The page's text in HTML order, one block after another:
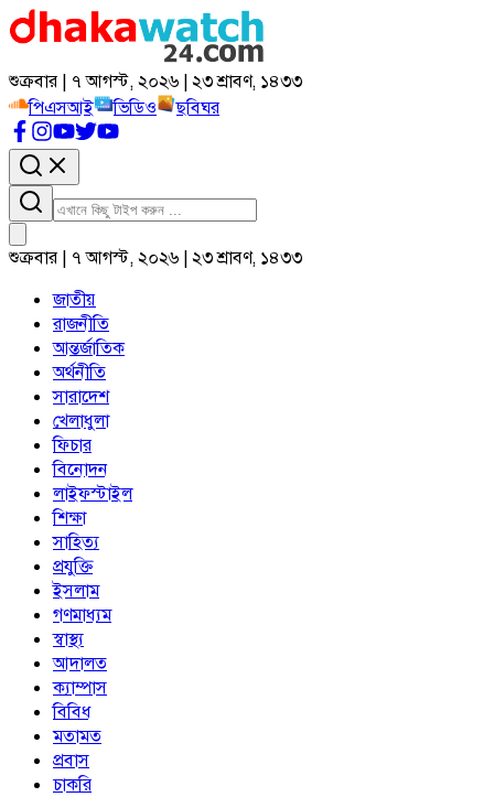
শুক্রবার | ৭ আগস্ট, ২০২৬ | ২৩ শ্রাবণ, ১৪৩৩
পিএসআই
ভিডিও ছবিঘর
শুক্রবার | ৭ আগস্ট, ২০২৬ | ২৩ শ্রাবণ, ১৪৩৩
জাতীয়
রাজনীতি
আন্তর্জাতিক
অর্থনীতি
সারাদেশ
খেলাধুলা
ফিচার
বিনোদন
লাইফস্টাইল
শিক্ষা
সাহিত্য
প্রযুক্তি
ইসলাম
গণমাধ্যম
স্বাস্থ্য
আদালত
ক্যাম্পাস
বিবিধ
মতামত
প্রবাস
চাকরি